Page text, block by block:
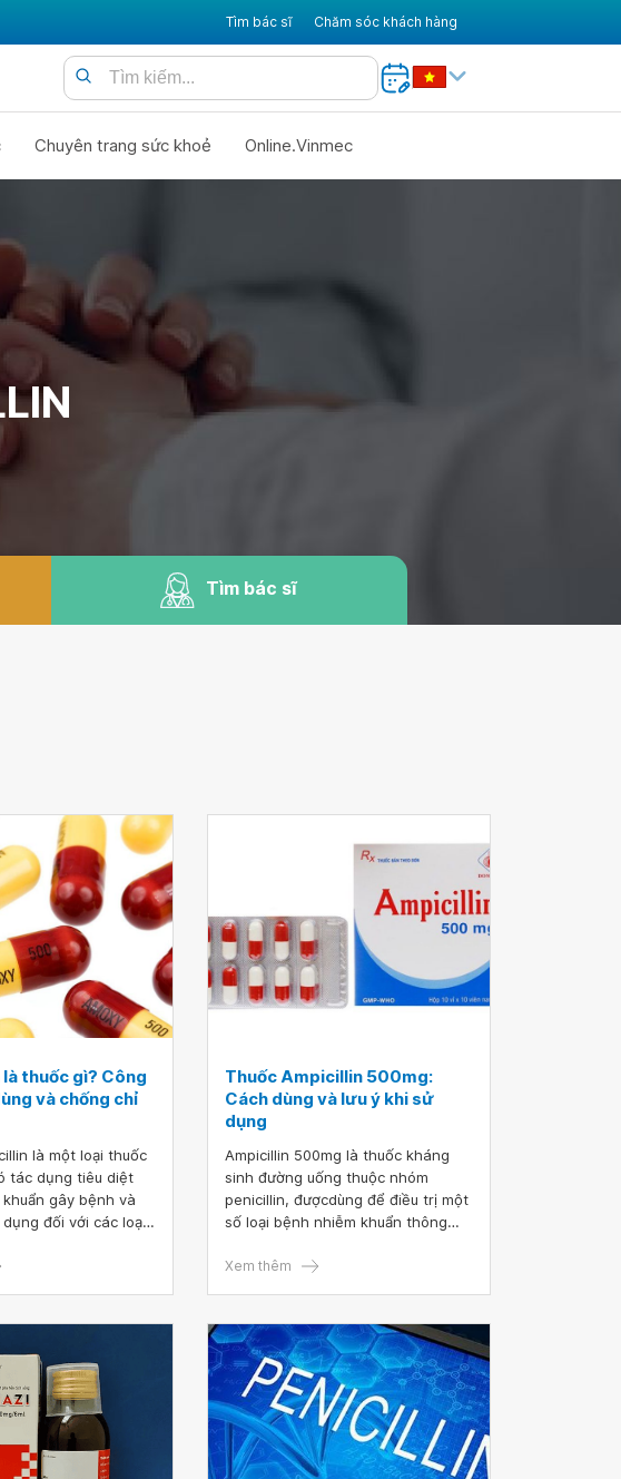
Tìm bác sĩ Chăm sóc khách hàng
Chuyên trang sức khoẻ Online.Vinmec
Tìm bác sĩ
thuốc gì? Công
và chống chỉ
là một loại thuốc
tác dụng tiêu diệt
gây bệnh và
đối với các loại
hợp nào, tác
Thuốc Ampicillin 500mg:
Cách dùng và lưu ý khi sử
dụng
Ampicillin 500mg là thuốc kháng
sinh đường uống thuộc nhóm
penicillin, đượcdùng để điều trị một
số loại bệnh nhiễm khuẩn thông
tiểu, viêm họng. Thuốc không có
Xem thêm